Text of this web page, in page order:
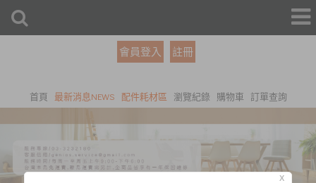
會員登入 註冊
首頁 最新消息NEWS 配件耗材區 瀏覽紀錄 購物車 訂單查詢
X